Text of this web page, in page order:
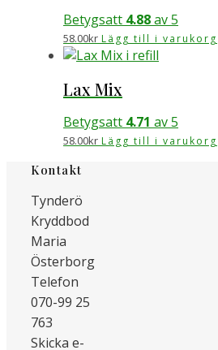
Betygsatt 4.88av 5
58.00kr Lägg till i varukorg
Lax Mix
Betygsatt 4.71 av 5
58.00kr Lägg till i varukorg
Kontakt
Tynderö
Kryddbod
Maria
Österborg
Telefon
070-99 25
763
Skicka e-